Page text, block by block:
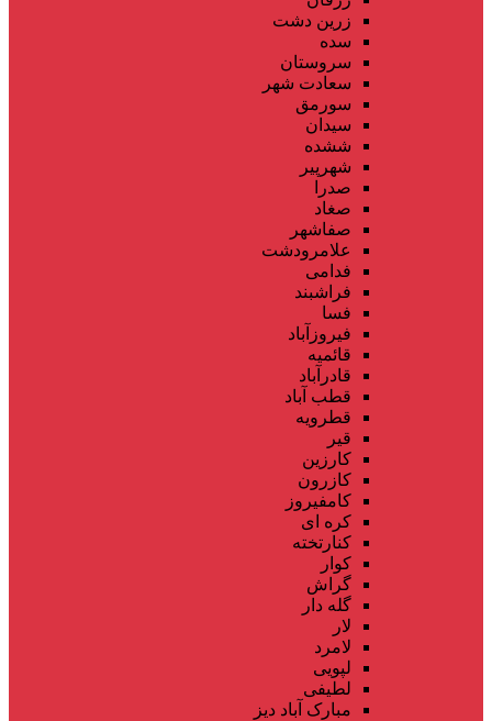
زرین دشت
سده
سروستان
سعادت شهر
سورمق
سیدان
ششده
شهرپیر
صدرا
صغاد
صفاشهر
علامرودشت
فدامی
فراشبند
فسا
فیروزآباد
قائمیه
قادرآباد
قطب آباد
قطرویه
قیر
کارزین
کازرون
کامفیروز
کره ای
کنارتخته
کوار
گراش
گله دار
لار
لامرد
لپویی
لطیفی
مبارک آباد دیز